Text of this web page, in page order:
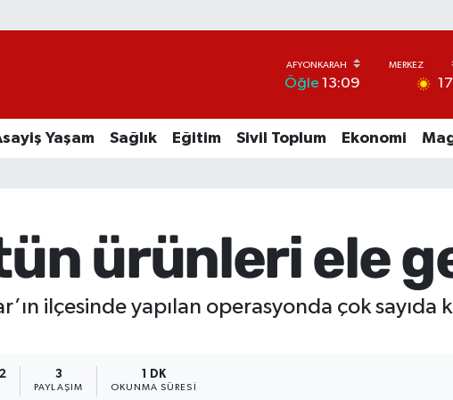
Öğle 13:09 17
Yaşam Sağlık Eğitim Sivil Toplum Ekonomi
ürünleri ele
ilçesinde yapılan operasyonda çok
3
PAYLAŞIM
1 DK
OKUNMA SÜRESI